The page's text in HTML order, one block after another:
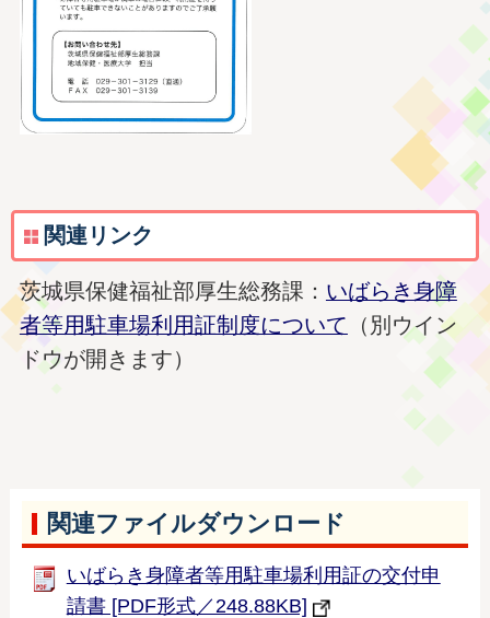
関連リンク
茨城県保健福祉部厚生総務課： いばらき身障
者等用駐車場利用証制度について （別ウイン
ドウが開きます）
関連ファイルダウンロード
いばらき身障者等用駐車場利用証の交付申
請書 [PDF形式／248.88KB]